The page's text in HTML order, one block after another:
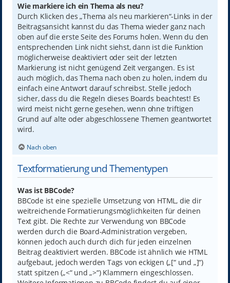
Wie markiere ich ein Thema als neu?
Durch Klicken des „Thema als neu markieren“-Links in der
Beitragsansicht kannst du das Thema wieder ganz nach
oben auf die erste Seite des Forums holen. Wenn du den
entsprechenden Link nicht siehst, dann ist die Funktion
möglicherweise deaktiviert oder seit der letzten
Markierung ist nicht genügend Zeit vergangen. Es ist
auch möglich, das Thema nach oben zu holen, indem du
einfach eine Antwort darauf schreibst. Stelle jedoch
sicher, dass du die Regeln dieses Boards beachtest! Es
wird meist nicht gerne gesehen, wenn ohne triftigen
Grund auf alte oder abgeschlossene Themen geantwortet
wird.
Nach oben
Textformatierung und Thementypen
Was ist BBCode?
BBCode ist eine spezielle Umsetzung von HTML, die dir
weitreichende Formatierungsmöglichkeiten für deinen
Text gibt. Die Rechte zur Verwendung von BBCode
werden durch die Board-Administration vergeben,
können jedoch auch durch dich für jeden einzelnen
Beitrag deaktiviert werden. BBCode ist ähnlich wie HTML
aufgebaut, jedoch werden Tags von eckigen („[“ und „]“)
statt spitzen („<“ und „>“) Klammern eingeschlossen.